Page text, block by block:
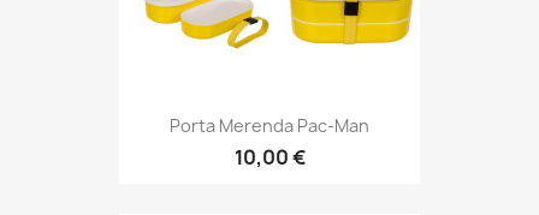
Porta Merenda Pac-Man
10,00 €